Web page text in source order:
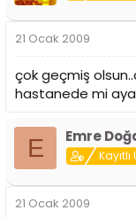
21 Ocak 2009
çok geçmiş
hastanede mi
E Emre
Kayıtlı
21 Ocak 2009